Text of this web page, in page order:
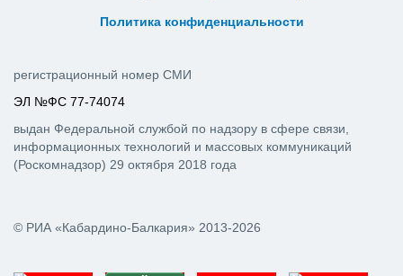
Политика конфиденциальности
© РИА «Кабардино-Балкария» 2013-2026
регистрационный номер СМИ
ЭЛ №ФС 77-74074
выдан Федеральной службой по надзору в сфере связи,
информационных технологий и массовых коммуникаций
(Роскомнадзор) 29 октября 2018 года